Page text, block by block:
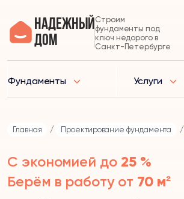
Надежный
дом
Строим
фундаменты под
ключ недорого в
Санкт-Петербурге
Фундаменты Услуги
Главная / Проектирование фундамента /
С экономией до 25 %
Берём в работу от 70 м²